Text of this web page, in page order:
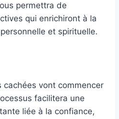
permettra de
qui enrichiront à la
et spirituelle.
cachées vont commencer
facilitera une
liée à la confiance,